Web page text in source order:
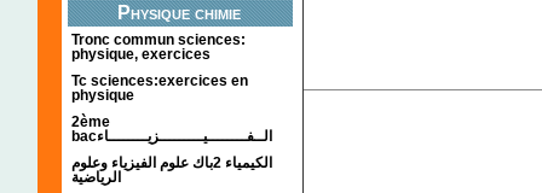
Physique chimie
Tronc commun sciences:
physique, exercices
Tc sciences:exercices en
physique
2ème
bacالــفــــــــيـــــــــزيــــــــاء
الكيمياء 2باك علوم الفيزياء وعلوم
الرياضية